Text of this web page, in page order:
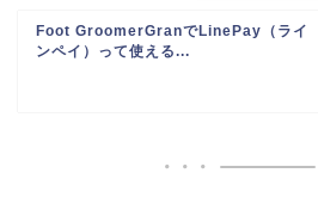
Foot GroomerGranでLinePay（ライ
ンペイ）って使える...